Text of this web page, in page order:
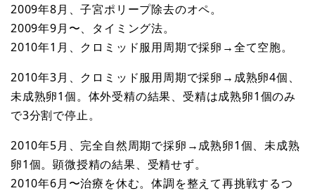
2009年8月、子宮ポリープ除去のオペ。
2009年9月〜、タイミング法。
2010年1月、クロミッド服用周期で採卵→全て空胞。
2010年3月、クロミッド服用周期で採卵→成熟卵4個、
未成熟卵1個。体外受精の結果、受精は成熟卵1個のみ
で3分割で停止。
2010年5月、完全自然周期で採卵→成熟卵1個、未成熟
卵1個。顕微授精の結果、受精せず。
2010年6月〜治療を休む。体調を整えて再挑戦するつ